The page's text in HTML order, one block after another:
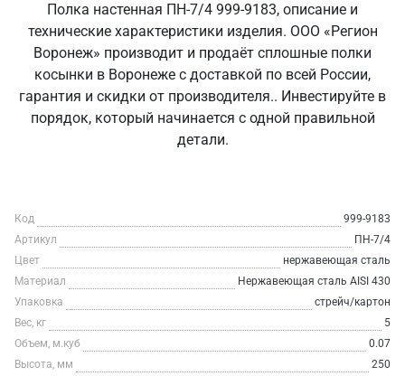
Полка настенная ПН-7/4 999-9183, описание и
технические характеристики изделия. ООО «Регион
Воронеж» производит и продаёт сплошные полки
косынки в Воронеже с доставкой по всей России,
гарантия и скидки от производителя.. Инвестируйте в
порядок, который начинается с одной правильной
детали.
Код
999-9183
Артикул
ПН-7/4
Цвет
нержавеющая сталь
Материал
Нержавеющая сталь AISI 430
Упаковка
стрейч/картон
Вес, кг
5
Объем, м.куб
0.07
Высота, мм
250